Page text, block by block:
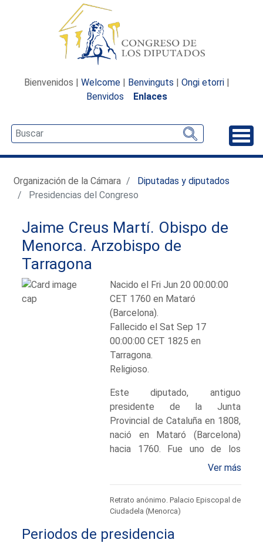
Bienvenidos | Welcome | Benvinguts | Ongi etorri |
Benvidos
Enlaces
Organización de la Cámara
Diputadas y diputados
Presidencias del Congreso
Jaime Creus Martí. Obispo de
Menorca. Arzobispo de
Tarragona
Nacido el Fri Jun 20 00:00:00
CET 1760 en Mataró
(Barcelona).
Fallecido el Sat Sep 17
00:00:00 CET 1825 en
Tarragona.
Religioso.
Este diputado, antiguo
presidente de la Junta
Provincial de Cataluña en 1808,
nació en Mataró (Barcelona)
hacia 1760. Fue uno de los
prelados que presidieron las
Teología en la Universidad de
Cervera. Fue nombrado
canónigo prelado doctoral de la
Ver más
Retrato anónimo. Palacio Episcopal de
Ciudadela (Menorca)
Periodos de presidencia